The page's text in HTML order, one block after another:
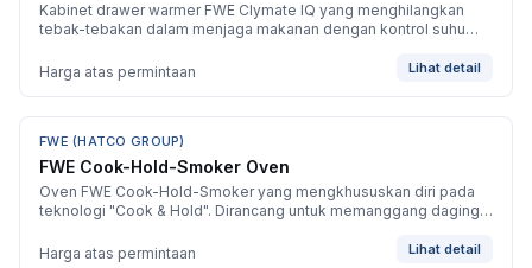
Kabinet drawer warmer FWE Clymate IQ yang menghilangkan
tebak-tebakan dalam menjaga makanan dengan kontrol suhu
dapat menampung banyak ukuran.
Harga atas permintaan Lihat detail
BARU
FWE (HATCO GROUP)
FWE Cook-Hold-Smoker Oven
Oven FWE Cook-Hold-Smoker yang mengkhususkan diri pada
teknologi "Cook & Hold". Dirancang untuk memanggang daging
suhu penyajian ideal.
Harga atas permintaan Lihat detail